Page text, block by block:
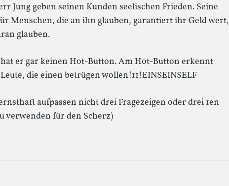
Jung geben seinen Kunden seelischen Frieden. Seine
Menschen, die an ihn glauben, garantiert ihr Geld wert,
glauben.
er gar keinen Hot-Button. Am Hot-Button erkennt
die einen betrügen wollen!11!EINSEINSELF
aufpassen nicht drei Fragezeigen oder drei 1en
verwenden für den Scherz)